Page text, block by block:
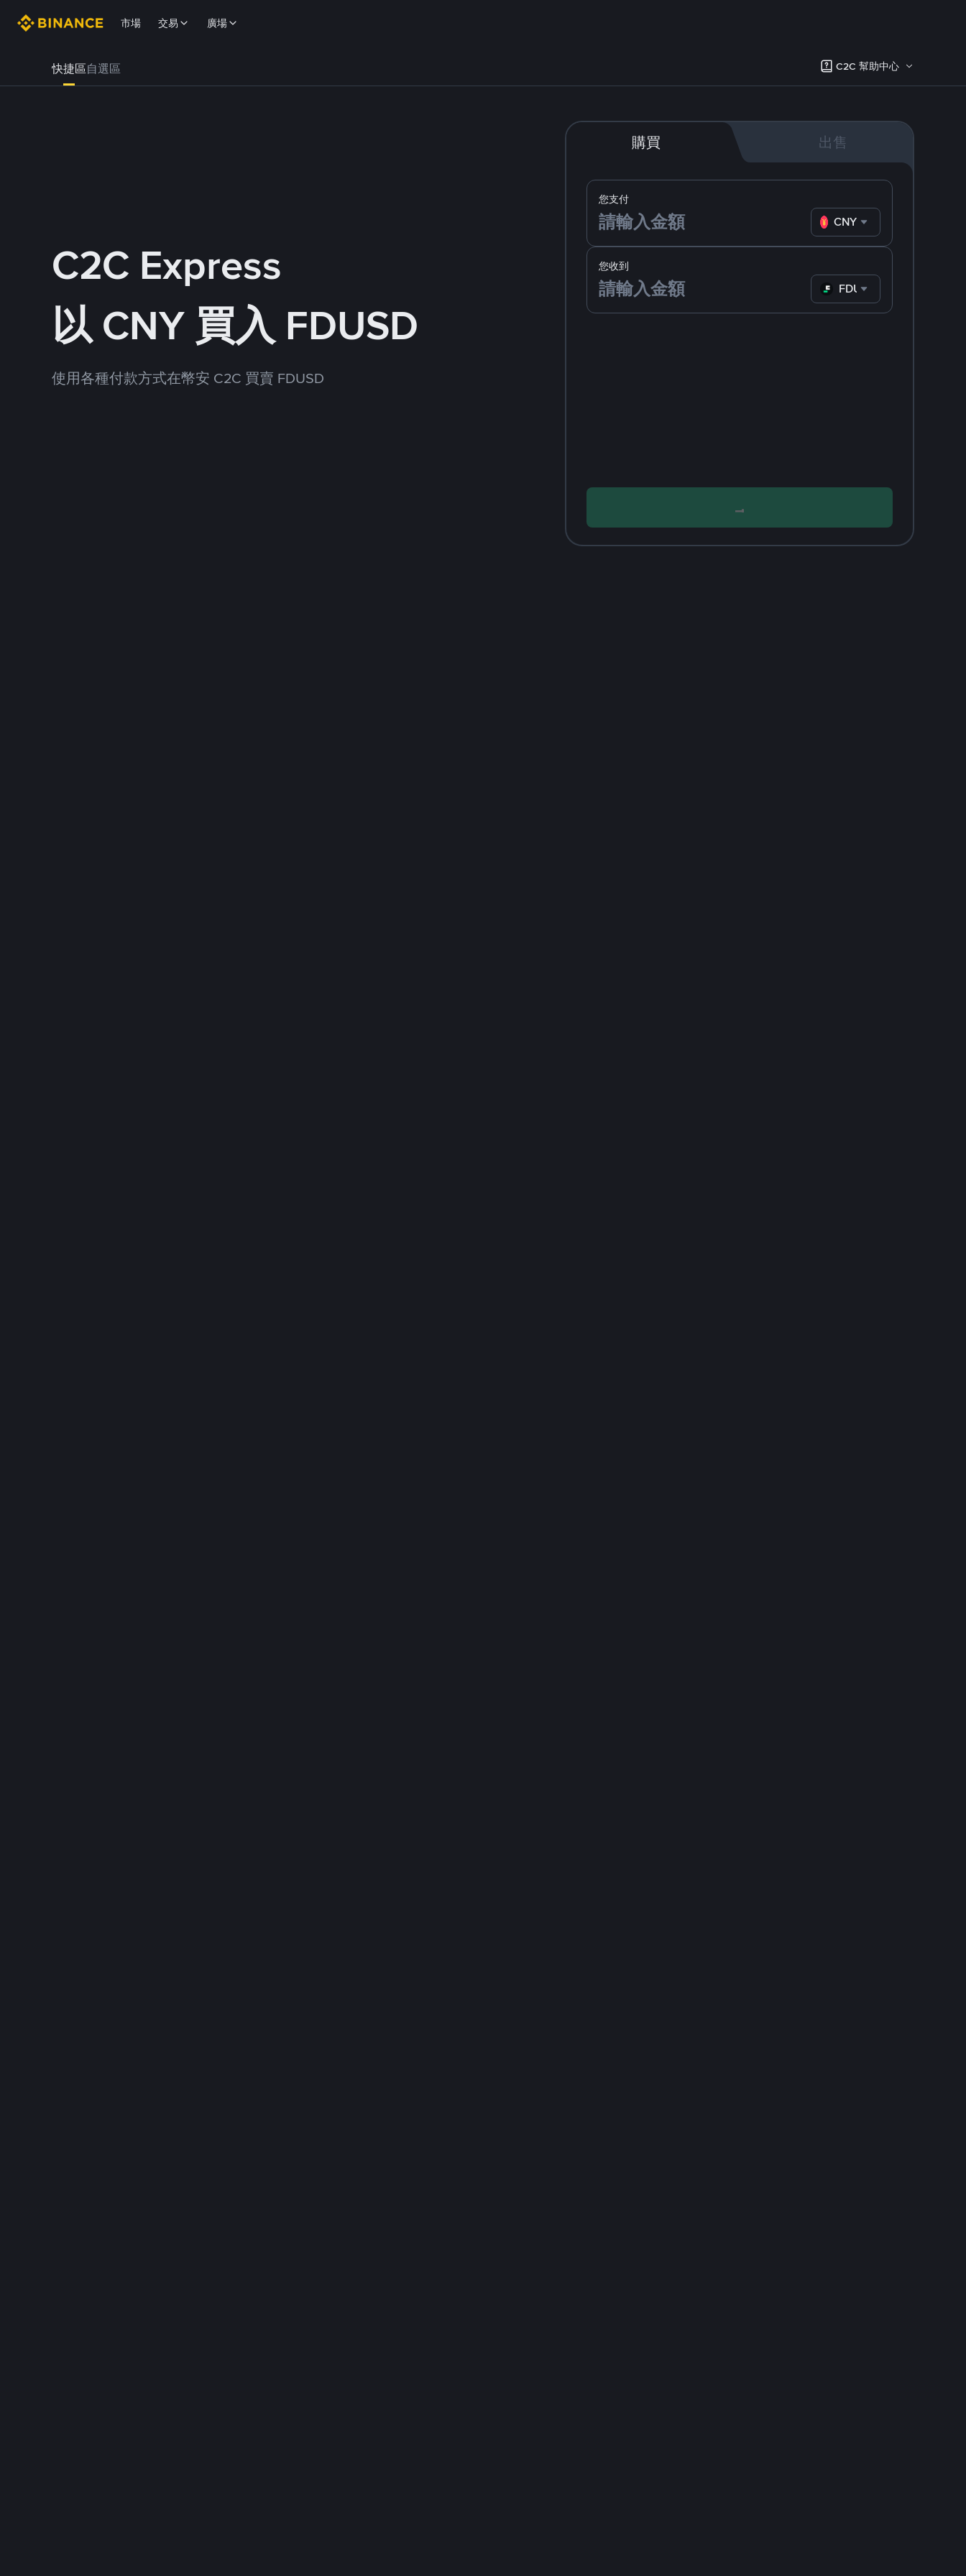
市場 交易 廣場
快捷區自選區 C2C 幫助中心
C2C Express
以 CNY 買入 FDUSD
使用各種付款方式在幣安 C2C 買賣 FDUSD
購買 出售
您支付
CNY
您收到
FDUSD